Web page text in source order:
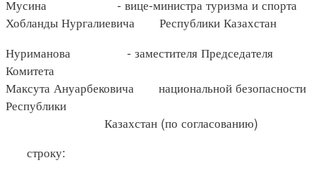
Мусина - вице-министра туризма и спорта
Хобланды Нургалиевича Республики Казахстан
Нуриманова - заместителя Председателя
Комитета
Максута Ануарбековича национальной безопасности
Республики
Казахстан (по согласованию)
строку: